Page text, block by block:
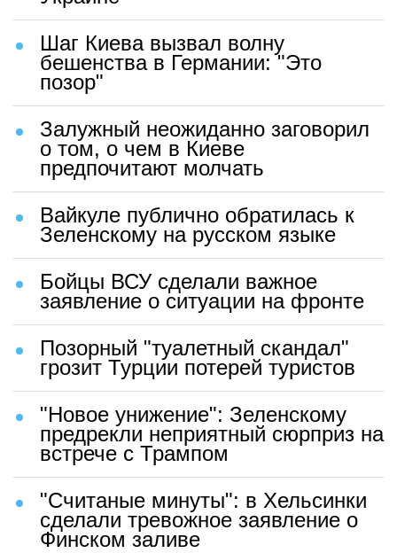
Шаг Киева вызвал волну
бешенства в Германии: "Это
позор"
Залужный неожиданно заговорил
о том, о чем в Киеве
предпочитают молчать
Вайкуле публично обратилась к
Зеленскому на русском языке
Бойцы ВСУ сделали важное
заявление о ситуации на фронте
Позорный "туалетный скандал"
грозит Турции потерей туристов
"Новое унижение": Зеленскому
предрекли неприятный сюрприз на
встрече с Трампом
"Считаные минуты": в Хельсинки
сделали тревожное заявление о
Финском заливе